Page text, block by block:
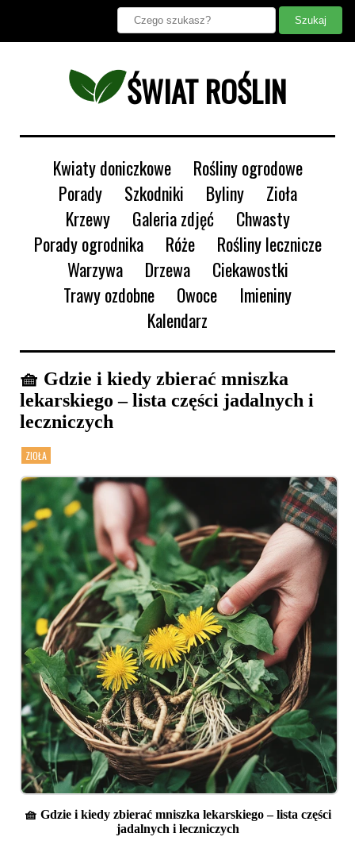
ŚWIAT ROŚLIN
Kwiaty doniczkowe
Rośliny ogrodowe
Porady
Szkodniki Byliny
Zioła
Krzewy
Galeria zdjęć
Chwasty
Porady ogrodnika
Róże
Rośliny lecznicze
Warzywa
Drzewa
Ciekawostki
Trawy ozdobne
Owoce
Imieniny
Kalendarz
🧺 Gdzie i kiedy zbierać mniszka
lekarskiego – lista części jadalnych i
leczniczych
ZIOŁA
🧺 Gdzie i kiedy zbierać mniszka lekarskiego – lista części
jadalnych i leczniczych